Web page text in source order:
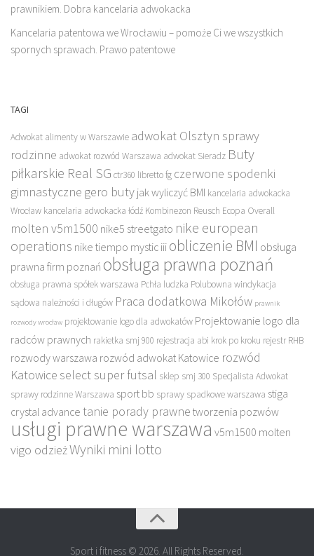
prawnikiem. Dobra kancelaria adwokacka
Kancelaria patentowa we Wrocławiu – pomoże Ci we wszystkich
spornych sprawach. Prawo patentowe
TAGI
Adwokat alimenty w Warszawie adwokat Olsztyn sprawy
rodzinne adwokat rozwód Warszawa adwokat Sieradz Buty
piłkarskie Real SG ctr360 libretto fg czerwone spodenki
gimnastyczne gero buty jak wyliczyć BMI kancelaria adwokacka
Wrocław kancelaria adwokacka łódź Kombinezon Reusch Ecopa Overall
molten v5m1500 nike5 streetgato nike european
operations nike tiempo mystic iii obliczenie BMI obsługa
prawna firm poznań obsługa prawna poznań
obsługa prawna spółek warszawa Pchła ludzka Polubowna windykacja
sądowa należności i długów Praca dodatkowa Mikołów prawnik
rozwody wrocław projektowanie logo dla adwokatów Projektowanie logo dla
radców prawnych rakietka smj 900 rejestracja abi krok po kroku rejestr RHB
rozwody warszawa rozwód adwokat Katowice rozwód
Katowice select super futsal sklep smj 300 Specjalista Adwokat
sprawy rodzinne Warszawa sport bb sprawy spadkowe warszawa stiga
crystal advance tanie porady prawne tworzenia pozwów
usługi prawne warszawa v5m1500 molten
vigo odzieżWyniki mini lotto
Sport i fitness © 2026. All Rights Reserved.